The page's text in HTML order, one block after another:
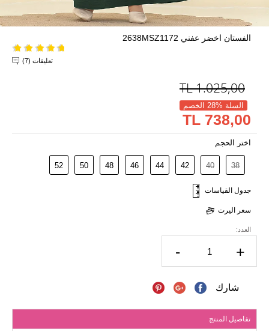
الفستان اخضر عفني 2638MSZ1172
تعليقات (7)
1.025,00
TL
السلة %28 الخصم
738,00 TL
اختر الحجم
38
40
42
44
46
48
50
52
جدول القياسات
سعر اليرت
العدد:
- +
شارك
تفاصيل المنتج